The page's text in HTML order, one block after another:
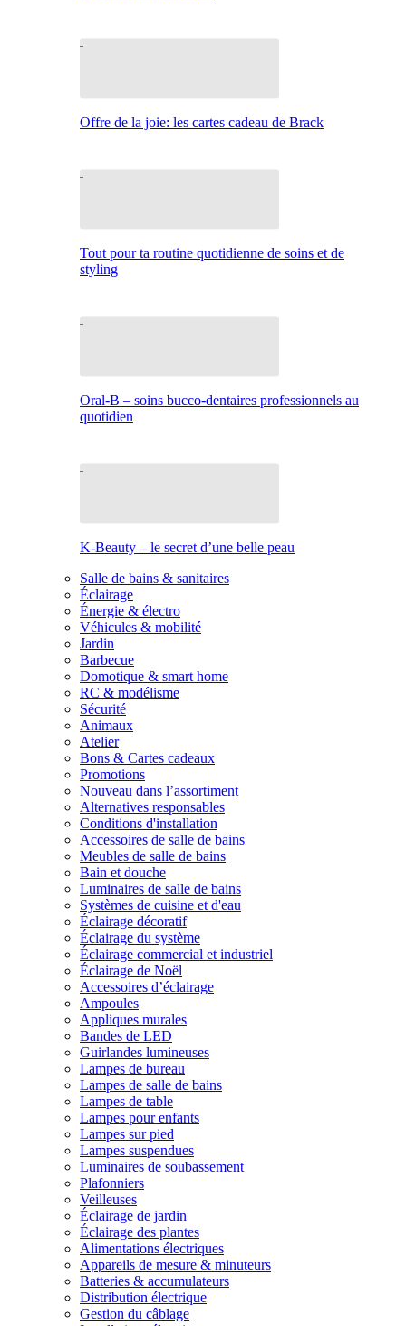
Offre de la joie: les cartes cadeau de Brack
Tout pour ta routine quotidienne de soins et de
styling
Oral-B – soins bucco-dentaires professionnels au
quotidien
K-Beauty – le secret d’une belle peau
Salle de bains & sanitaires
Éclairage
Énergie & électro
Véhicules & mobilité
Jardin
Barbecue
Domotique & smart home
RC & modélisme
Sécurité
Animaux
Atelier
Bons & Cartes cadeaux
Promotions
Nouveau dans l’assortiment
Alternatives responsables
Conditions d'installation
Accessoires de salle de bains
Meubles de salle de bains
Bain et douche
Luminaires de salle de bains
Systèmes de cuisine et d'eau
Éclairage décoratif
Éclairage du système
Éclairage commercial et industriel
Éclairage de Noël
Accessoires d’éclairage
Ampoules
Appliques murales
Bandes de LED
Guirlandes lumineuses
Lampes de bureau
Lampes de salle de bains
Lampes de table
Lampes pour enfants
Lampes sur pied
Lampes suspendues
Luminaires de soubassement
Plafonniers
Veilleuses
Éclairage de jardin
Éclairage des plantes
Alimentations électriques
Appareils de mesure & minuteurs
Batteries & accumulateurs
Distribution électrique
Gestion du câblage